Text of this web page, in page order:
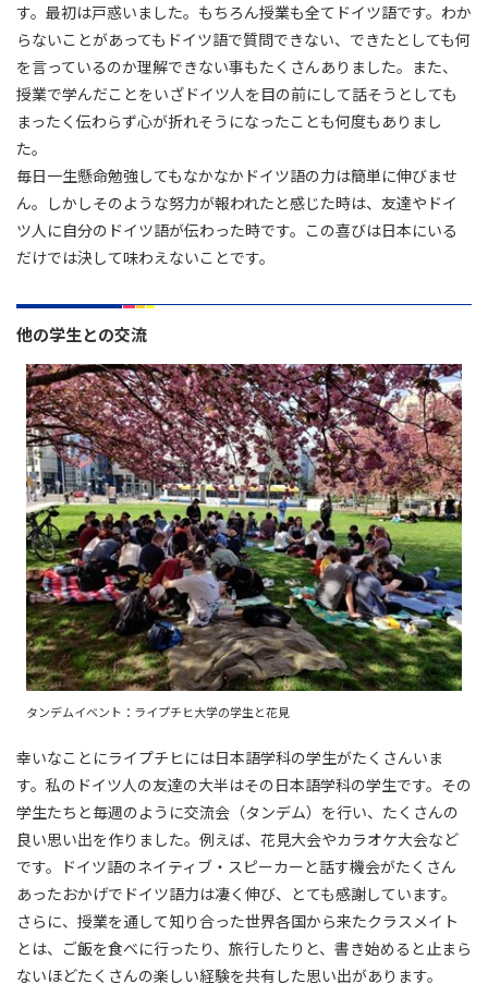
す。最初は戸惑いました。もちろん授業も全てドイツ語です。わか
らないことがあってもドイツ語で質問できない、できたとしても何
を言っているのか理解できない事もたくさんありました。また、
授業で学んだことをいざドイツ人を目の前にして話そうとしても
まったく伝わらず心が折れそうになったことも何度もありまし
た。
毎日一生懸命勉強してもなかなかドイツ語の力は簡単に伸びませ
ん。しかしそのような努力が報われたと感じた時は、友達やドイ
ツ人に自分のドイツ語が伝わった時です。この喜びは日本にいる
だけでは決して味わえないことです。
他の学生との交流
タンデムイベント：ライプチヒ大学の学生と花見
幸いなことにライプチヒには日本語学科の学生がたくさんいま
す。私のドイツ人の友達の大半はその日本語学科の学生です。その
学生たちと毎週のように交流会（タンデム）を行い、たくさんの
良い思い出を作りました。例えば、花見大会やカラオケ大会など
です。ドイツ語のネイティブ・スピーカーと話す機会がたくさん
あったおかげでドイツ語力は凄く伸び、とても感謝しています。
さらに、授業を通して知り合った世界各国から来たクラスメイト
とは、ご飯を食べに行ったり、旅行したりと、書き始めると止まら
ないほどたくさんの楽しい経験を共有した思い出があります。